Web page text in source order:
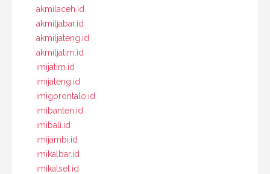
akmilaceh.id
akmiljabar.id
akmiljateng.id
akmiljatim.id
imijatim.id
imijateng.id
imigorontalo.id
imibanten.id
imibali.id
imijambi.id
imikalbar.id
imikalsel.id